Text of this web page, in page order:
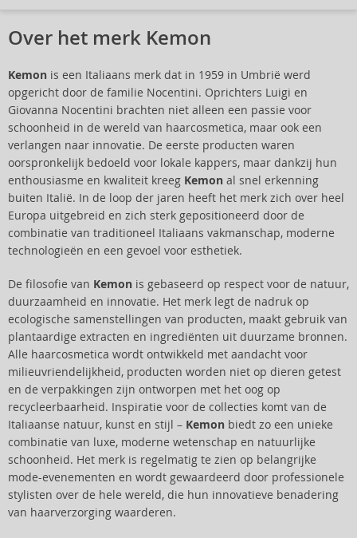
Over het merk Kemon
Kemon is een Italiaans merk dat in 1959 in Umbrië werd
opgericht door de familie Nocentini. Oprichters Luigi en
Giovanna Nocentini brachten niet alleen een passie voor
schoonheid in de wereld van haarcosmetica, maar ook een
verlangen naar innovatie. De eerste producten waren
oorspronkelijk bedoeld voor lokale kappers, maar dankzij hun
enthousiasme en kwaliteit kreeg Kemon al snel erkenning
buiten Italië. In de loop der jaren heeft het merk zich over heel
Europa uitgebreid en zich sterk gepositioneerd door de
combinatie van traditioneel Italiaans vakmanschap, moderne
technologieën en een gevoel voor esthetiek.
De filosofie van Kemon is gebaseerd op respect voor de natuur,
duurzaamheid en innovatie. Het merk legt de nadruk op
ecologische samenstellingen van producten, maakt gebruik van
plantaardige extracten en ingrediënten uit duurzame bronnen.
Alle haarcosmetica wordt ontwikkeld met aandacht voor
milieuvriendelijkheid, producten worden niet op dieren getest
en de verpakkingen zijn ontworpen met het oog op
recycleerbaarheid. Inspiratie voor de collecties komt van de
Italiaanse natuur, kunst en stijl – Kemon biedt zo een unieke
combinatie van luxe, moderne wetenschap en natuurlijke
schoonheid. Het merk is regelmatig te zien op belangrijke
mode-evenementen en wordt gewaardeerd door professionele
stylisten over de hele wereld, die hun innovatieve benadering
van haarverzorging waarderen.